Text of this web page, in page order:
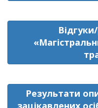
Результати
зацікавлених